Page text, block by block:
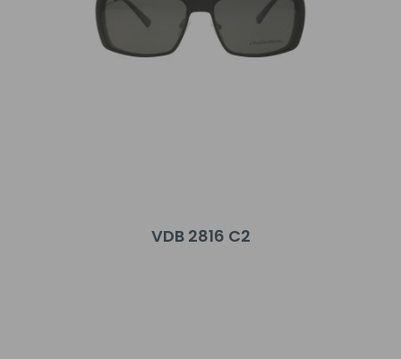
VDB 2816 C2